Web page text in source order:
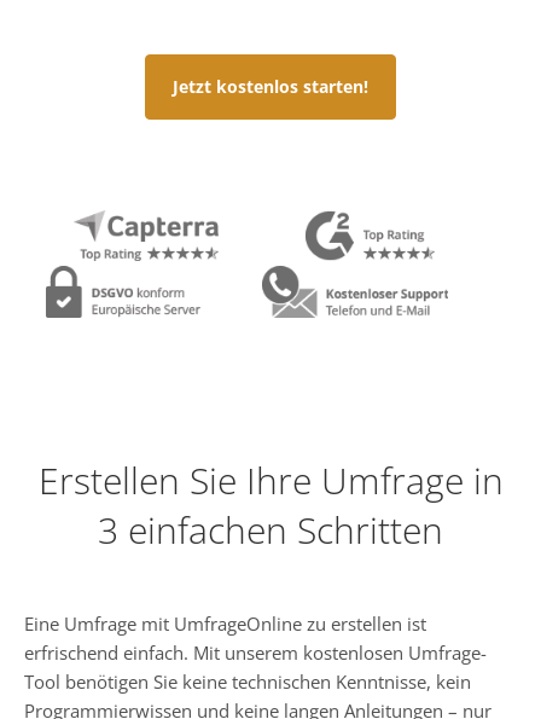
Jetzt kostenlos starten!
Erstellen Sie Ihre Umfrage in
3 einfachen Schritten
Eine Umfrage mit UmfrageOnline zu erstellen ist
erfrischend einfach. Mit unserem kostenlosen Umfrage-
Tool benötigen Sie keine technischen Kenntnisse, kein
Programmierwissen und keine langen Anleitungen – nur